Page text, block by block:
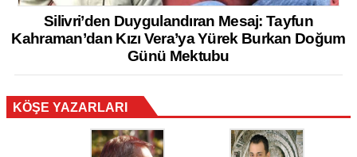
Silivri’den Duygulandıran Mesaj: Tayfun
Kahraman’dan Kızı Vera’ya Yürek Burkan Doğum
Günü Mektubu
KÖŞE YAZARLARI